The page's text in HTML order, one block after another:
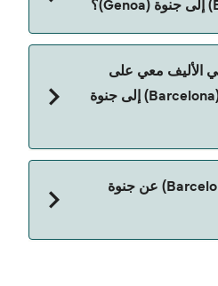
على العبّارة من برشلونة
الأليف معي على
العبّارة من برشلونة (Barcelona) إلى جنوة
مراجعة تعليمات شركات
حالياً يمكنك أخذ حيواناتك
كم تبعد برشلونة (Barcelona) عن جنوة